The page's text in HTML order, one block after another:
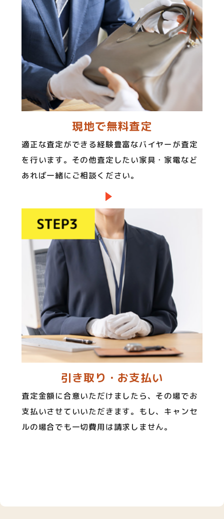
現地で無料査定
適正な査定ができる経験豊富なバイヤーが査定
を行います。その他査定したい家具・家電など
あれば一緒にご相談ください。
引き取り・お支払い
査定金額に合意いただけましたら、その場でお
支払いさせていいただきます。もし、キャンセ
ルの場合でも一切費用は請求しません。